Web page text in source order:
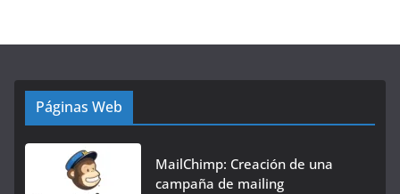
Páginas Web
MailChimp: Creación de una
campaña de mailing